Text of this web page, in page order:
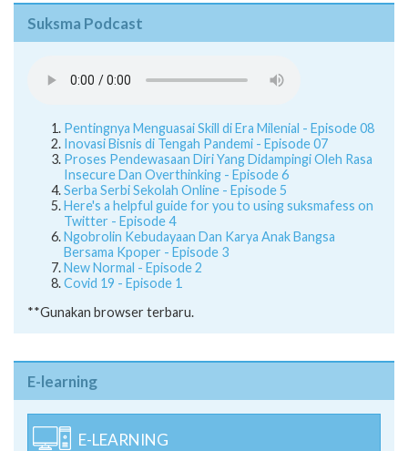
Suksma Podcast
Pentingnya Menguasai Skill di Era Milenial - Episode 08
Inovasi Bisnis di Tengah Pandemi - Episode 07
Proses Pendewasaan Diri Yang Didampingi Oleh Rasa
Insecure Dan Overthinking - Episode 6
Serba Serbi Sekolah Online - Episode 5
Here's a helpful guide for you to using suksmafess on
Twitter - Episode 4
Ngobrolin Kebudayaan Dan Karya Anak Bangsa
Bersama Kpoper - Episode 3
New Normal - Episode 2
Covid 19 - Episode 1
**Gunakan browser terbaru.
E-learning
E-LEARNING